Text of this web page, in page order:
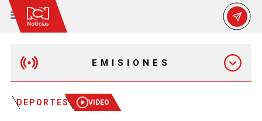
EMISIONES
MAÑANA EXPRESS
DEPORTES VIDEO